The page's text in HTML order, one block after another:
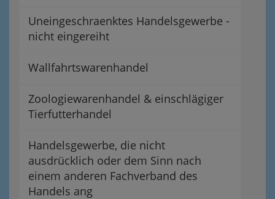
Uneingeschraenktes Handelsgewerbe -
nicht eingereiht
Wallfahrtswarenhandel
Zoologiewarenhandel & einschlägiger
Tierfutterhandel
Handelsgewerbe, die nicht
ausdrücklich oder dem Sinn nach
einem anderen Fachverband des
Handels ang